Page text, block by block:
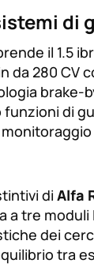
di
il 1.5
da 280
di
di Alfa
a tre moduli
dei
tra